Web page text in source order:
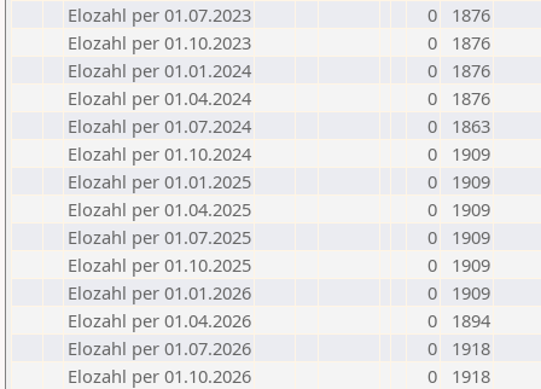
Elozahl per 01.07.2023
0
1876
Elozahl per 01.10.2023
0
1876
Elozahl per 01.01.2024
0
1876
Elozahl per 01.04.2024
0
1876
Elozahl per 01.07.2024
0
1863
Elozahl per 01.10.2024
0
1909
Elozahl per 01.01.2025
0
1909
Elozahl per 01.04.2025
0
1909
Elozahl per 01.07.2025
0
1909
Elozahl per 01.10.2025
0
1909
Elozahl per 01.01.2026
0
1909
Elozahl per 01.04.2026
0
1894
Elozahl per 01.07.2026
0
1918
Elozahl per 01.10.2026
0 1918